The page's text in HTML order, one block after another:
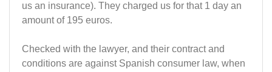
us an insurance). They charged us for that 1 day an
amount of 195 euros.
Checked with the lawyer, and their contract and
conditions are against Spanish consumer law, when